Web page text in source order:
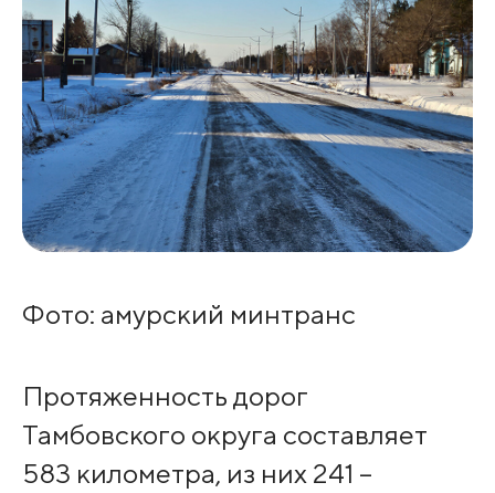
Фото: амурский минтранс
Протяженность дорог
Тамбовского округа составляет
583 километра, из них 241 –